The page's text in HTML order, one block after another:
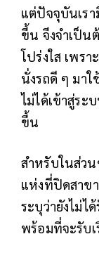
แต่ปัจจุบันเร
ขึ้น จึงจำเป็น
โปร่งใส เพร
นั่งรถดี ๆ มา
ไม่ได้เข้าสู่ระ
ขึ้น
สำหรับในส่วน
แห่งที่ปิดสาขา
ระบุว่ายังไม่ไ
พร้อมที่จะรับเ